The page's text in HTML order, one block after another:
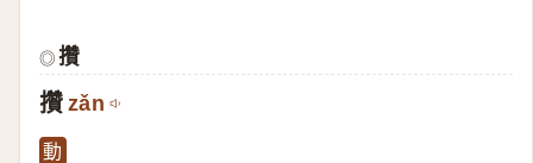
◎ 攢
攢 zǎn
動